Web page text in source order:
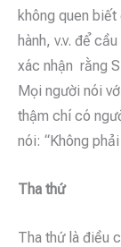
không quen
hành, v.v. để
xác nhận rằng
Mọi người nói
thậm chí có
nói: “Không
Tha thứ
Tha thứ là điều